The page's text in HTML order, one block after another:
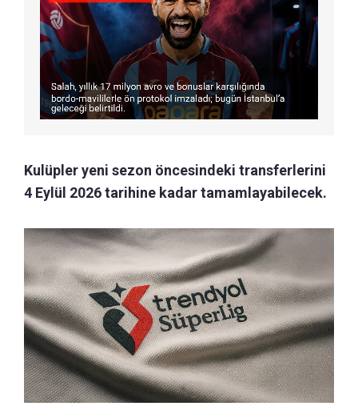
Kulüpler yeni sezon öncesindeki transferlerini
4 Eylül 2026 tarihine kadar tamamlayabilecek.